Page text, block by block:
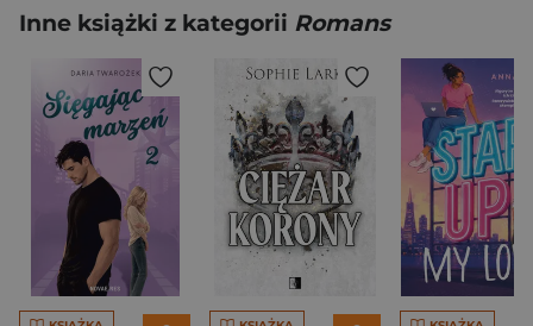
Inne książki z kategorii Romans